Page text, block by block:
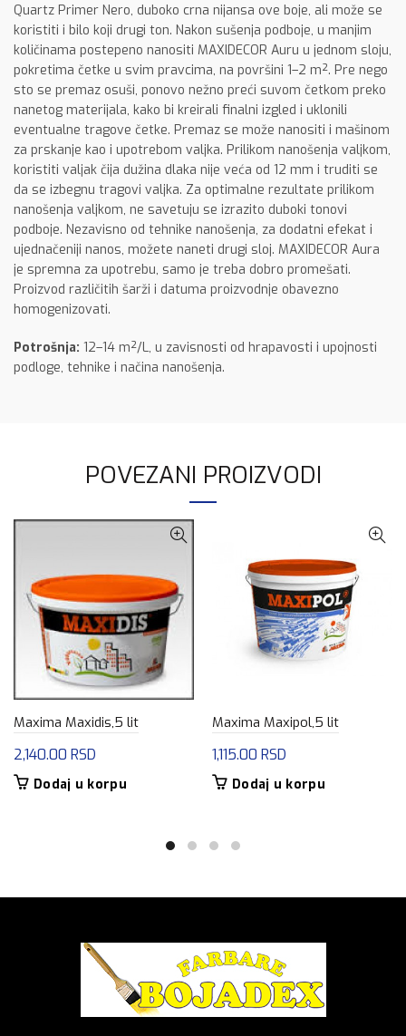
Quartz Primer Nero, duboko crna nijansa ove boje, ali može se
koristiti i bilo koji drugi ton. Nakon sušenja podboje, u manjim
količinama postepeno nanositi MAXIDECOR Auru u jednom sloju,
pokretima četke u svim pravcima, na površini 1–2 m². Pre nego
sto se premaz osuši, ponovo nežno preći suvom četkom preko
nanetog materijala, kako bi kreirali finalni izgled i uklonili
eventualne tragove četke. Premaz se može nanositi i mašinom
za prskanje kao i upotrebom valjka. Prilikom nanošenja valjkom,
koristiti valjak čija dužina dlaka nije veća od 12 mm i truditi se
da se izbegnu tragovi valjka. Za optimalne rezultate prilikom
nanošenja valjkom, ne savetuju se izrazito duboki tonovi
podboje. Nezavisno od tehnike nanošenja, za dodatni efekat i
ujednačeniji nanos, možete naneti drugi sloj. MAXIDECOR Aura
je spremna za upotrebu, samo je treba dobro promešati.
Proizvod različitih šarži i datuma proizvodnje obavezno
homogenizovati.
Potrošnja: 12–14 m²/L, u zavisnosti od hrapavosti i upojnosti
podloge, tehnike i načina nanošenja.
POVEZANI PROIZVODI
Maxima Maxidis,5 lit
2,140.00 RSD
Dodaj u korpu
Maxima Maxipol,5 lit
1,115.00 RSD
Dodaj u korpu